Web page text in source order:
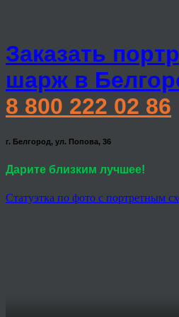
Заказать
шарж в
8 800 222 02 86
г. Белгород, ул. Попова, 36
Дарите близким лучшее!
Статуэтка по фото с портретным